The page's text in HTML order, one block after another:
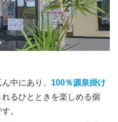
中にあり、 100％源泉掛け
るひとときを楽しめる個
。